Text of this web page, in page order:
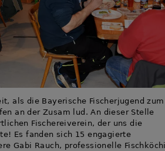
als die Bayerische Fischerjugend zum
an der Zusam lud. An dieser Stelle
Fischereiverein, der uns die
Es fanden sich 15 engagierte
Gabi Rauch, professionelle